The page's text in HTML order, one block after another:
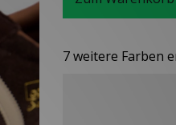
7 weitere Farben